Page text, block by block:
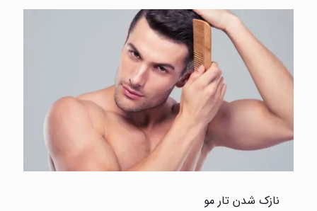
نازک شدن تار مو